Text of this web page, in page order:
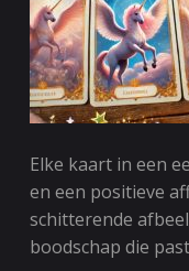
Elke kaart in een
en een positieve
schitterende
boodschap die